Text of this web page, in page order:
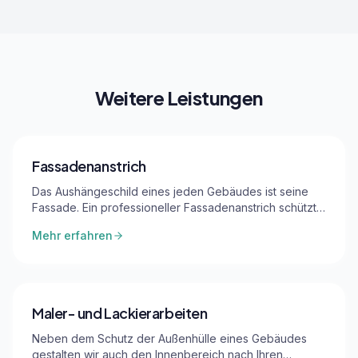
Weitere Leistungen
Fassadenanstrich
Das Aushängeschild eines jeden Gebäudes ist seine
Fassade. Ein professioneller Fassadenanstrich schützt
Schimmelbildung – und steigert gleichzeitig den Wert
Einfamilienhaus, Mehrfamilienhaus oder
Gewerbeimmobilie – wir haben die passende Lösung
für Sie.
Mehr erfahren
Maler- und Lackierarbeiten
Neben dem Schutz der Außenhülle eines Gebäudes
gestalten wir auch den Innenbereich nach Ihren